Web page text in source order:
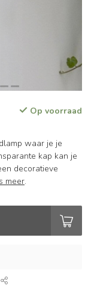
Op voorraad
waar je je
kap kan je
decoratieve
meer.